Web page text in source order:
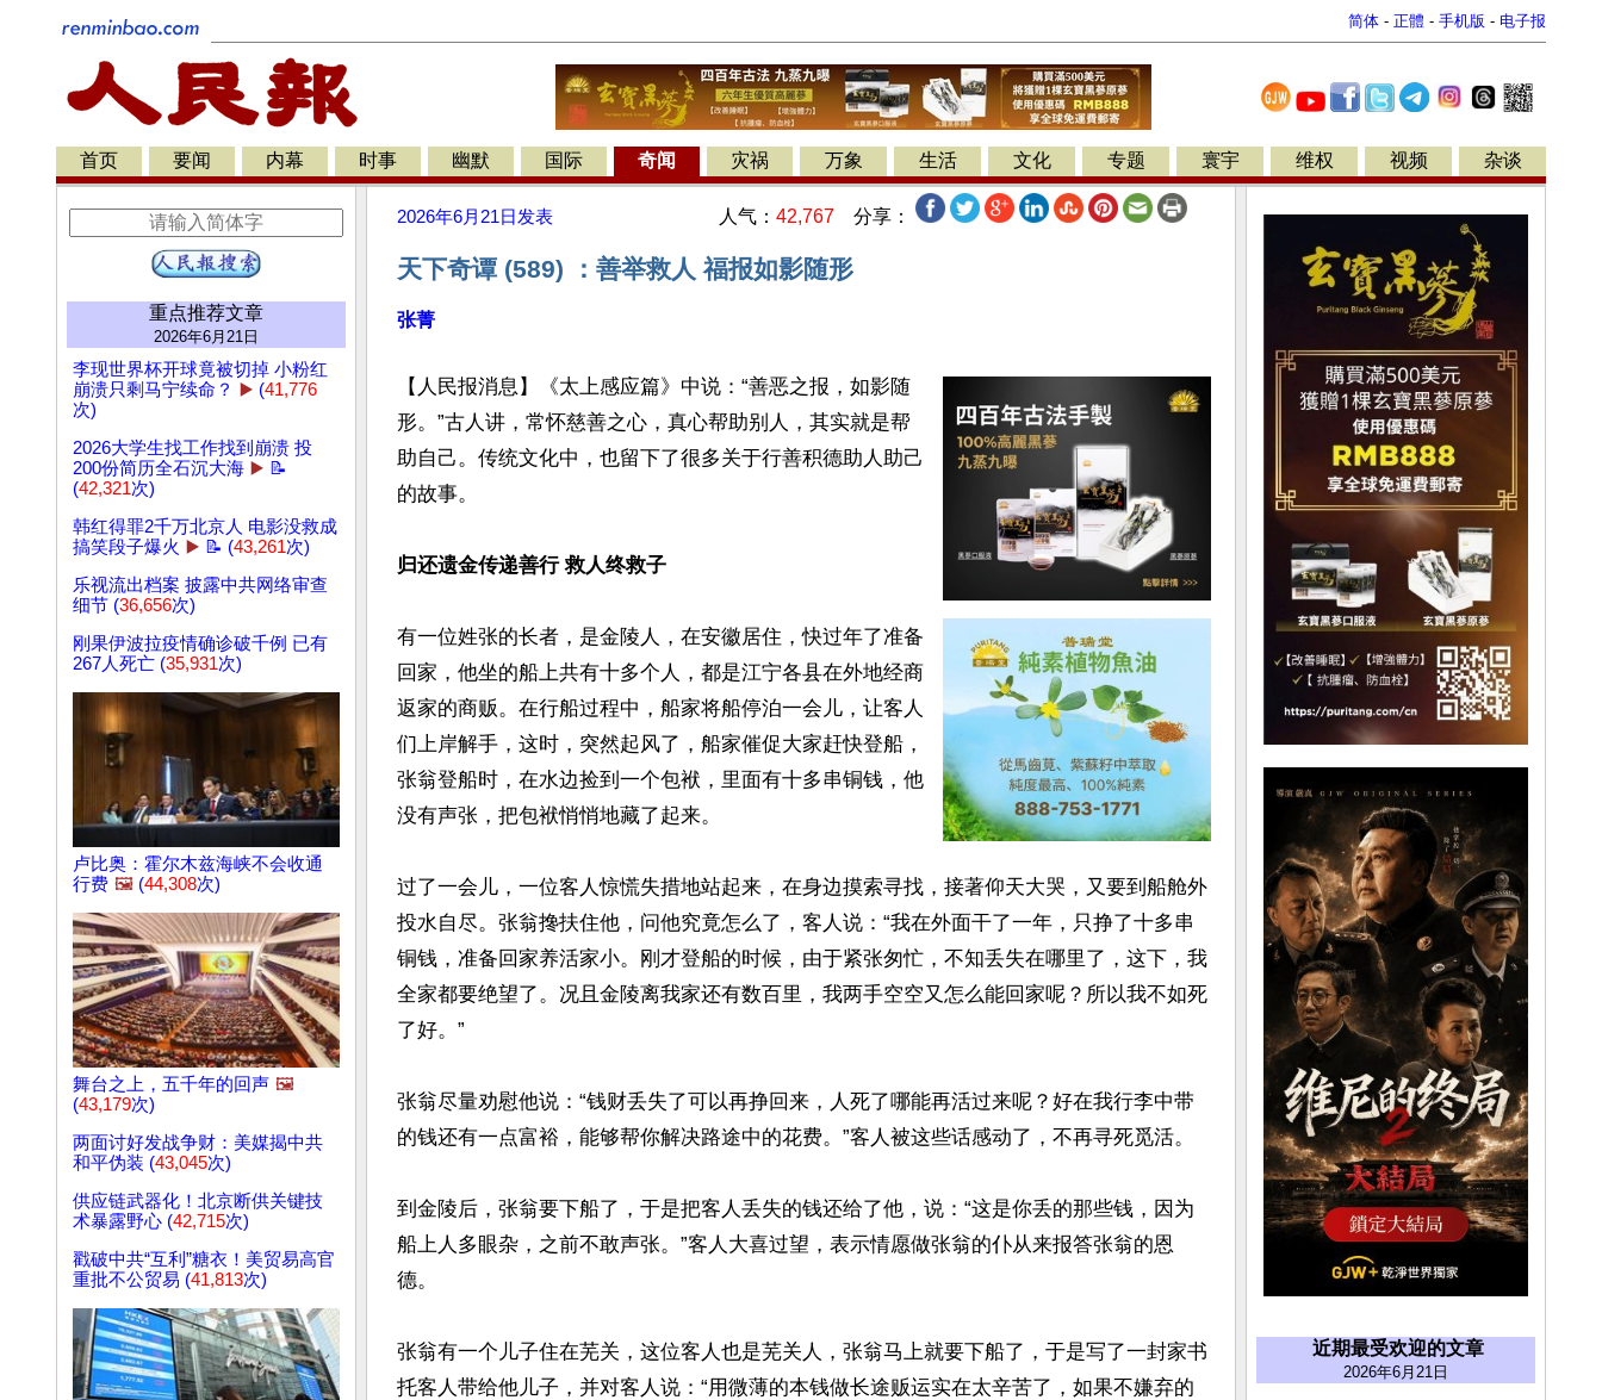
简体 - 正體 - 手机版 - 电子报
首页 要闻 内幕 时事 幽默 国际 奇闻 灾祸 万象 生活 文化 专题 寰宇 维权 视频 杂谈
重点推荐文章
2026年6月21日
李现世界杯开球竟被切掉 小粉红
崩溃只剩马宁续命？
▶️ (41,776
次)
2026大学生找工作找到崩溃 投
200份简历全石沉大海 ▶️ 📝
(42,321次)
韩红得罪2千万北京人 电影没救成
搞笑段子爆火 ▶️ 📝 (43,261次)
乐视流出档案 披露中共网络审查
细节 (36,656次)
刚果伊波拉疫情确诊破千例 已有
267人死亡 (35,931次)
卢比奥：霍尔木兹海峡不会收通
行费 🖼️ (44,308次)
舞台之上，五千年的回声 🖼️
(43,179次)
两面讨好发战争财：美媒揭中共
和平伪装 (43,045次)
供应链武器化！北京断供关键技
术暴露野心 (42,715次)
戳破中共“互利”糖衣！美贸易高官
重批不公贸易 (41,813次)
2026年6月21日 发表 人气： 42,767 分享：
天下奇谭 (589) ：善举救人 福报如影随形
张菁
【人民报消息】《太上感应篇》中说：“善恶之报，如影随
形。”古人讲，常怀慈善之心，真心帮助别人，其实就是帮
助自己。传统文化中，也留下了很多关于行善积德助人助己
的故事。
归还遗金传递善行 救人终救子
有一位姓张的长者，是金陵人，在安徽居住，快过年了准备
回家，他坐的船上共有十多个人，都是江宁各县在外地经商
返家的商贩。在行船过程中，船家将船停泊一会儿，让客人
们上岸解手，这时，突然起风了，船家催促大家赶快登船，
张翁登船时，在水边捡到一个包袱，里面有十多串铜钱，他
没有声张，把包袱悄悄地藏了起来。
过了一会儿，一位客人惊慌失措地站起来，在身边摸索寻找，接著仰天大哭，又要到船舱外
投水自尽。张翁搀扶住他，问他究竟怎么了，客人说：“我在外面干了一年，只挣了十多串
铜钱，准备回家养活家小。刚才登船的时候，由于紧张匆忙，不知丢失在哪里了，这下，我
全家都要绝望了。况且金陵离我家还有数百里，我两手空空又怎么能回家呢？所以我不如死
了好。”
张翁尽量劝慰他说：“钱财丢失了可以再挣回来，人死了哪能再活过来呢？好在我行李中带
的钱还有一点富裕，能够帮你解决路途中的花费。”客人被这些话感动了，不再寻死觅活。
到金陵后，张翁要下船了，于是把客人丢失的钱还给了他，说：“这是你丢的那些钱，因为
船上人多眼杂，之前不敢声张。”客人大喜过望，表示情愿做张翁的仆从来报答张翁的恩
德。
张翁有一个儿子住在芜关，这位客人也是芜关人，张翁马上就要下船了，于是写了一封家书
托客人带给他儿子，并对客人说：“用微薄的本钱做长途贩运实在太辛苦了，如果不嫌弃的
近期最受欢迎的文章
2026年6月21日